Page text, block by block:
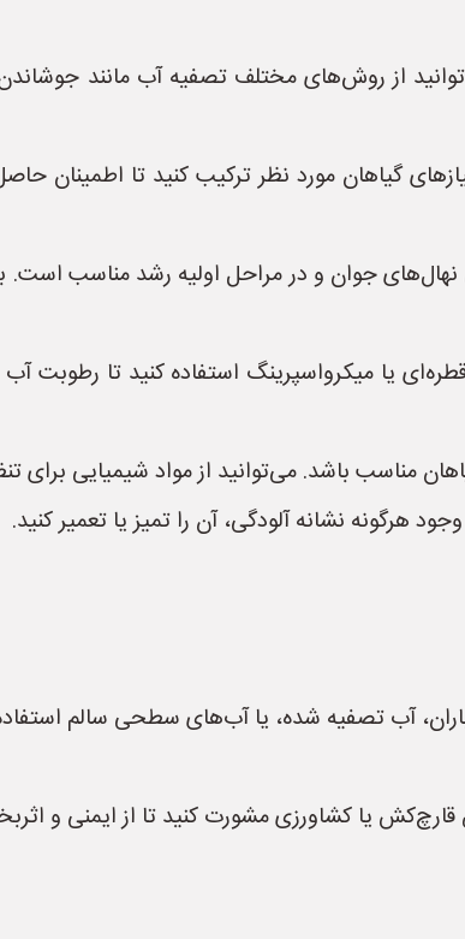
از روش‌های مختلف تصفیه آب مانند
گیاهان مورد نظر ترکیب کنید تا اطمینان
نهال‌های جوان و در مراحل اولیه رشد مناسب است.
یا میکرواسپرینگ استفاده کنید تا رطوبت
آب تصفیه شده، یا آب‌های سطحی سالم
یا کشاورزی مشورت کنید تا از ایمنی و